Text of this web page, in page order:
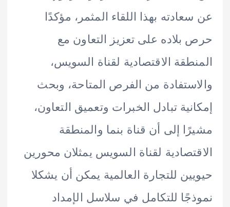
بهذا اللقاء المثمر، مؤكدًا
على تعزيز التعاون مع
الاقتصادية لقناة السويس،
من الفرص المتاحة، وبحث
تبادل الخبرات وتعميق التعاون،
إلى أن قناة بنما والمنطقة
لقناة السويس يمثلان محورين
للتجارة العالمية يمكن أن يشكلا
للتكامل في سلاسل الإمداد